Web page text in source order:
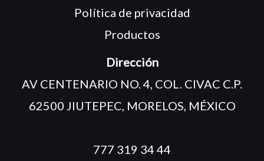
Política de privacidad
Productos
Dirección
AV CENTENARIO NO. 4, COL. CIVAC C.P.
62500 JIUTEPEC, MORELOS, MÉXICO
777 319 34 44